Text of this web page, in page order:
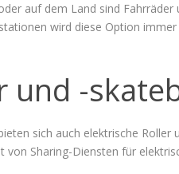
auf dem Land sind Fahrräder
wird diese Option
und -
sich auch elektrische
von Sharing-Diensten für